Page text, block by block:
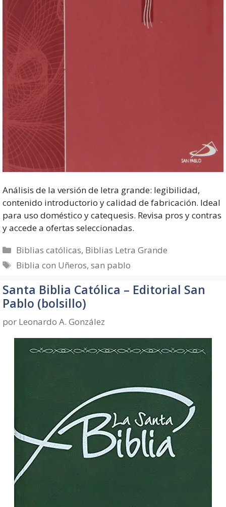
Análisis de la versión de letra grande: legibilidad,
contenido introductorio y calidad de fabricación. Ideal
para uso doméstico y catequesis. Revisa pros y contras
y accede a ofertas seleccionadas.
Categorías
Biblias católicas, Biblias Letra Grande
Etiquetas
Biblia con Uñeros,san pablo
Santa Biblia Católica – Editorial San
Pablo (bolsillo)
por Leonardo A. González